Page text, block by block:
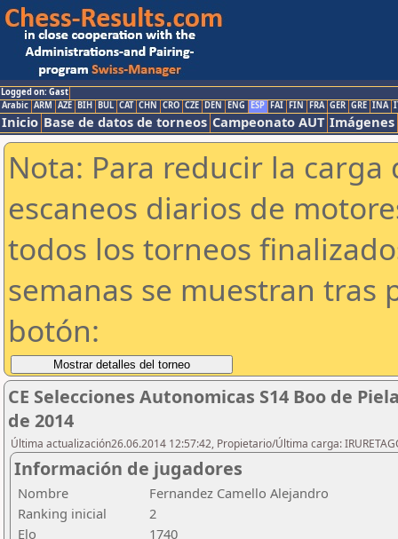
Logged on: Gast
Arabic ARM AZE BIH BUL CAT CHN CRO CZE DEN ENG ESP FAI FIN FRA GER GRE INA
Inicio Base de datos de torneos Campeonato AUT Imágenes
Nota: Para reducir la
escaneos diarios de
todos los torneos
semanas se muestran tras
botón:
CE Selecciones Autonomicas S14 Boo de
de 2014
Última actualización26.06.2014 12:57:42, Propietario/Última carga:
Información de jugadores
Nombre
Fernandez Camello Alejandro
Ranking inicial
2
Elo
1740